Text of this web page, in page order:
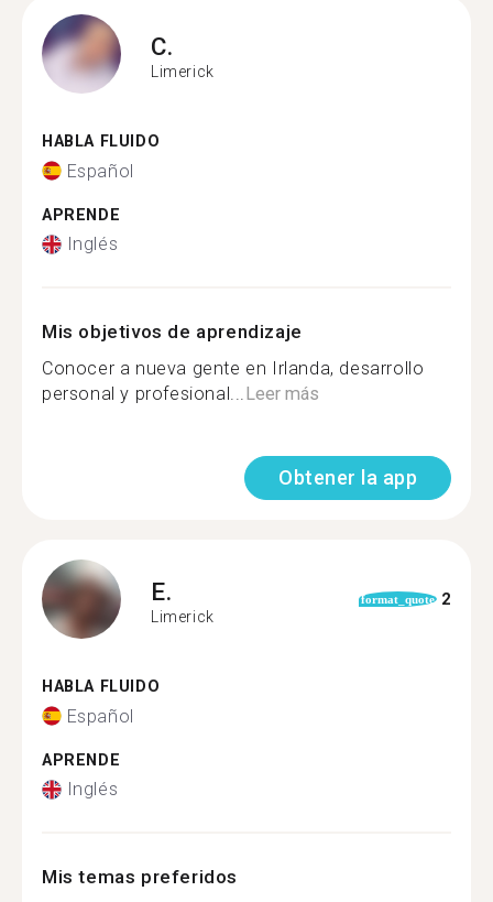
C.
Limerick
HABLA FLUIDO
Español
APRENDE
Inglés
Mis objetivos de aprendizaje
Conocer a nueva gente en Irlanda, desarrollo
personal y profesional...Leer más
Obtener la app
E.
Limerick
format_quote 2
HABLA FLUIDO
Español
APRENDE
Inglés
Mis temas preferidos